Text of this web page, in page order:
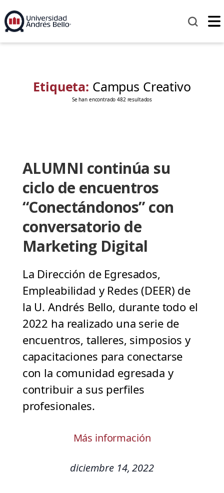
Etiqueta: Campus Creativo
Se han encontrado 482 resultados
ALUMNI continúa su
ciclo de encuentros
“Conectándonos” con
conversatorio de
Marketing Digital
La Dirección de Egresados,
Empleabilidad y Redes (DEER) de
la U. Andrés Bello, durante todo el
2022 ha realizado una serie de
encuentros, talleres, simposios y
capacitaciones para conectarse
con la comunidad egresada y
contribuir a sus perfiles
profesionales.
Más información
diciembre 14, 2022